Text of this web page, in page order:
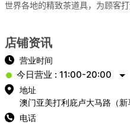
世界各地的精致茶道具，为顾客打
店铺资讯
营业时间
今日营业 : 11:00-20:00
地址
澳门亚美打利庇卢大马路（
电话